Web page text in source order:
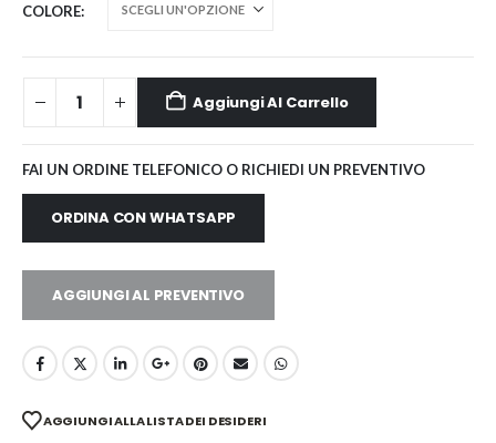
COLORE
Aggiungi Al Carrello
FAI UN ORDINE TELEFONICO O RICHIEDI UN PREVENTIVO
ORDINA CON WHATSAPP
AGGIUNGI AL PREVENTIVO
AGGIUNGI ALLA LISTA DEI DESIDERI